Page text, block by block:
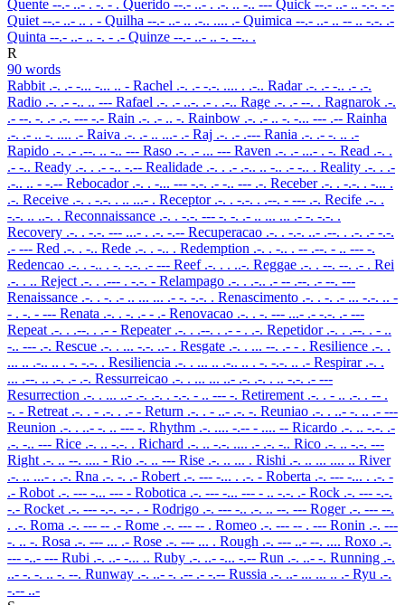
Quente --.- ..- . -. - . Querido --.- ..- . .-. .. -.. --- Quick --.- ..- .. -.-. -.-
Quiet --.- ..- .. . - Quilha --.- ..- .. .-.. .... .- Quimica --.- ..- .. -- .. -.-. .-
Quinta --.- ..- .. -. - .- Quinze --.- ..- .. -. --.. .
R
90 words
Rabbit .-. .- -... -... .. - Rachel .-. .- -.-. .... . .-.. Radar .-. .- -.. .- .-.
Radio .-. .- -.. .. --- Rafael .-. .- ..-. .- . .-.. Rage .-. .- --. . Ragnarok .-.
.- --. -. .- .-. --- -.- Rain .-. .- .. -. Rainbow .-. .- .. -. -... --- .-- Rainha
.-. .- .. -. .... .- Raiva .-. .- .. ...- .- Raj .-. .- .--- Rania .-. .- -. .. .-
Rapido .-. .- .--. .. -.. --- Raso .-. .- ... --- Raven .-. .- ...- . -. Read .-. .
.- -.. Ready .-. . .- -.. -.-- Realidade .-. . .- .-.. .. -.. .- -.. . Reality .-. . .-
.-.. .. - -.-- Rebocador .-. . -... --- -.-. .- -.. --- .-. Receber .-. . -.-. . -... .
.-. Receive .-. . -.-. . .. ...- . Receptor .-. . -.-. . .--. - --- .-. Recife .-. .
-.-. .. ..-. . Reconnaissance .-. . -.-. --- -. -. .- .. ... ... .- -. -.-. .
Recovery .-. . -.-. --- ...- . .-. -.-- Recuperacao .-. . -.-. ..- .--. . .-. .- -.-.
.- --- Red .-. . -.. Rede .-. . -.. . Redemption .-. . -.. . -- .--. - .. --- -.
Redencao .-. . -.. . -. -.-. .- --- Reef .-. . . ..-. Reggae .-. . --. --. .- . Rei
.-. . .. Reject .-. . .--- . -.-. - Relampago .-. . .-.. .- -- .--. .- --. ---
Renaissance .-. . -. .- .. ... ... .- -. -.-. . Renascimento .-. . -. .- ... -.-. .. -
- . -. - --- Renata .-. . -. .- - .- Renovacao .-. . -. --- ...- .- -.-. .- ---
Repeat .-. . .--. . .- - Repeater .-. . .--. . .- - . .-. Repetidor .-. . .--. . - ..
-.. --- .-. Rescue .-. . ... -.-. ..- . Resgate .-. . ... --. .- - . Resilience .-. .
... .. .-.. .. . -. -.-. . Resiliencia .-. . ... .. .-.. .. . -. -.-. .. .- Respirar .-. .
... .--. .. .-. .- .-. Ressurreicao .-. . ... ... ..- .-. .-. . .. -.-. .- ---
Resurrection .-. . ... ..- .-. .-. . -.-. - .. --- -. Retirement .-. . - .. .-. . -- .
-. - Retreat .-. . - .-. . .- - Return .-. . - ..- .-. -. Reuniao .-. . ..- -. .. .- ---
Reunion .-. . ..- -. .. --- -. Rhythm .-. .... -.-- - .... -- Ricardo .-. .. -.-. .-
.-. -.. --- Rice .-. .. -.-. . Richard .-. .. -.-. .... .- .-. -.. Rico .-. .. -.-. ---
Right .-. .. --. .... - Rio .-. .. --- Rise .-. .. ... . Rishi .-. .. ... .... .. River
.-. .. ...- . .-. Rna .-. -. .- Robert .-. --- -... . .-. - Roberta .-. --- -... . .-. -
.- Robot .-. --- -... --- - Robotica .-. --- -... --- - .. -.-. .- Rock .-. --- -.-.
-.- Rocket .-. --- -.-. -.- . - Rodrigo .-. --- -.. .-. .. --. --- Roger .-. --- --.
. .-. Roma .-. --- -- .- Rome .-. --- -- . Romeo .-. --- -- . --- Ronin .-. ---
-. .. -. Rosa .-. --- ... .- Rose .-. --- ... . Rough .-. --- ..- --. .... Roxo .-.
--- -..- --- Rubi .-. ..- -... .. Ruby .-. ..- -... -.-- Run .-. ..- -. Running .-.
..- -. -. .. -. --. Runway .-. ..- -. .-- .- -.-- Russia .-. ..- ... ... .. .- Ryu .-.
-.-- ..-